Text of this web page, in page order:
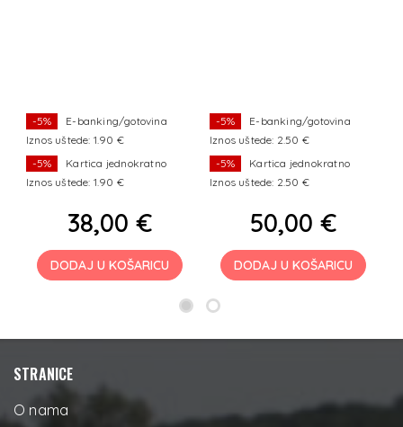
-5%
E-banking/gotovina
Iznos uštede: 1.90 €
-5%
Kartica jednokratno
Iznos uštede: 1.90 €
38,00 €
DODAJ U KOŠARICU
-5%
E-banking/gotovina
Iznos uštede: 2.50 €
-5%
Kartica jednokratno
Iznos uštede: 2.50 €
50,00 €
DODAJ U KOŠARICU
STRANICE
O nama